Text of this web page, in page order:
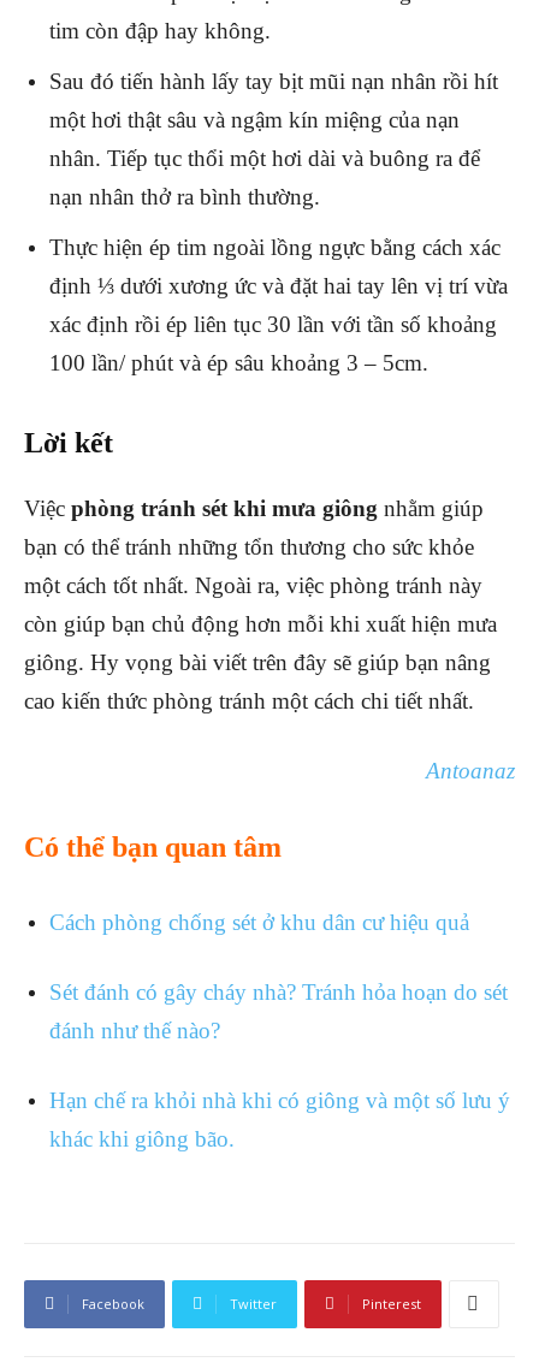
tim còn đập hay không.
Sau đó tiến hành lấy tay bịt mũi nạn nhân rồi hít
một hơi thật sâu và ngậm kín miệng của nạn
nhân. Tiếp tục thổi một hơi dài và buông ra để
nạn nhân thở ra bình thường.
Thực hiện ép tim ngoài lồng ngực bằng cách xác
định ⅓ dưới xương ức và đặt hai tay lên vị trí vừa
xác định rồi ép liên tục 30 lần với tần số khoảng
100 lần/ phút và ép sâu khoảng 3 – 5cm.
Lời kết
Việc phòng tránh sét khi mưa giông nhằm giúp
bạn có thể tránh những tổn thương cho sức khỏe
một cách tốt nhất. Ngoài ra, việc phòng tránh này
còn giúp bạn chủ động hơn mỗi khi xuất hiện mưa
giông. Hy vọng bài viết trên đây sẽ giúp bạn nâng
cao kiến thức phòng tránh một cách chi tiết nhất.
Antoanaz
Có thể bạn quan tâm
Cách phòng chống sét ở khu dân cư hiệu quả
Sét đánh có gây cháy nhà? Tránh hỏa hoạn do sét
đánh như thế nào?
Hạn chế ra khỏi nhà khi có giông và một số lưu ý
khác khi giông bão.
Facebook Twitter Pinterest